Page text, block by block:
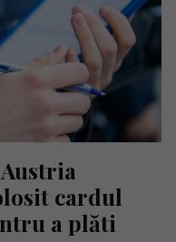
cardul
a plăti